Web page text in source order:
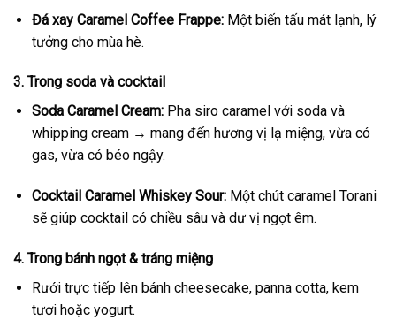
Đá xay Caramel Coffee Frappe:Một biến tấu mát lạnh, lý
tưởng cho mùa hè.
3. Trong soda và cocktail
Soda Caramel Cream:Pha siro caramel với soda và
whipping cream → mang đến hương vị lạ miệng, vừa có
gas, vừa có béo ngậy.
Cocktail Caramel Whiskey Sour:Một chút caramel Torani
sẽ giúp cocktail có chiều sâu và dư vị ngọt êm.
4. Trong bánh ngọt & tráng miệng
Rưới trực tiếp lên bánh cheesecake, panna cotta, kem
tươi hoặc yogurt.